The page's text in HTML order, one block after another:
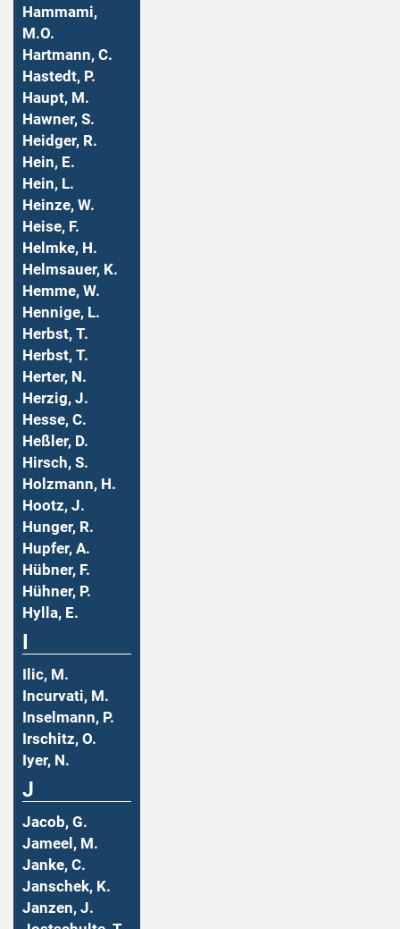
Hammami,
M.O.
Hartmann, C.
Hastedt, P.
Haupt, M.
Hawner, S.
Heidger, R.
Hein, E.
Hein, L.
Heinze, W.
Heise, F.
Helmke, H.
Helmsauer, K.
Hemme, W.
Hennige, L.
Herbst, T.
Herbst, T.
Herter, N.
Herzig, J.
Hesse, C.
Heßler, D.
Hirsch, S.
Holzmann, H.
Hootz, J.
Hunger, R.
Hupfer, A.
Hübner, F.
Hühner, P.
Hylla, E.
Ilic, M.
Incurvati, M.
Inselmann, P.
Irschitz, O.
Iyer, N.
J
Jacob, G.
Jameel, M.
Janke, C.
Janschek, K.
Janzen, J.